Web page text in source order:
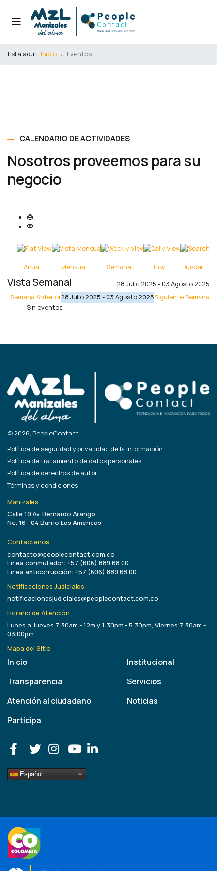
Está aquí: Inicio Eventos
CALENDARIO DE ACTIVIDADES
Nosotros proveemos para su
negocio
Anual Mensual Semanal Hoy Buscar
Vista Semanal
28 Julio 2025 - 03 Agosto 2025
Semana Anterior28 Julio 2025 - 03 Agosto 2025Siguiente Semana
Sin eventos
© 2026, PeopleContact
Política de seguridad y privacidad de la información
Política de tratamiento de datos personales
Política de derechos de autor
Términos y condiciones
Manizales
Calle 19 Av. Bernardo Arango,
No. 16 - 04 Barrio Las Americas
Contáctenos
contacto@peoplecontact.com.co
Linea conmutador: +57 (606) 889 68 00
Linea anticorrupción: +57 (606) 889 68 00
Notificaciones Judiciales:
notificacionesjudiciales@peoplecontact.com.co
Horario de Atención
Lunes a Jueves 7:30am - 12m y 1:30pm - 5:30pm, Viernes 7:30am -
03:00pm
Mapa del Sitio
Inicio
Transparencia
Atención al ciudadano
Participa
Institucional
Servicios
Noticias
Español